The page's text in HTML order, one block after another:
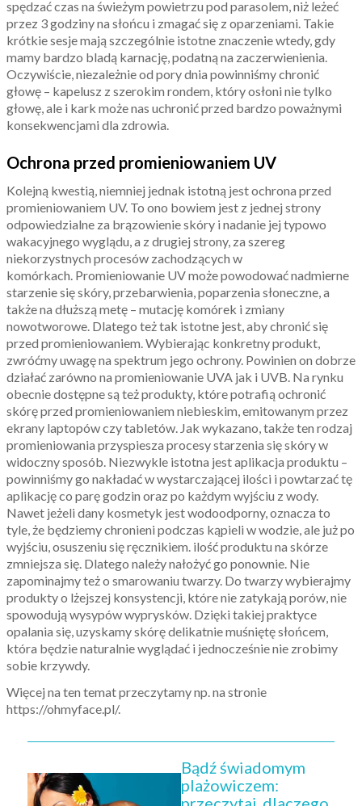
spędzać czas na świeżym powietrzu pod parasolem, niż leżeć
przez 3 godziny na słońcu i zmagać się z oparzeniami. Takie
krótkie sesje mają szczególnie istotne znaczenie wtedy, gdy
mamy bardzo bladą karnację, podatną na zaczerwienienia.
Oczywiście, niezależnie od pory dnia powinniśmy chronić
głowę – kapelusz z szerokim rondem, który osłoni nie tylko
głowę, ale i kark może nas uchronić przed bardzo poważnymi
konsekwencjami dla zdrowia.
Ochrona przed promieniowaniem UV
Kolejną kwestią, niemniej jednak istotną jest ochrona przed
promieniowaniem UV. To ono bowiem jest z jednej strony
odpowiedzialne za brązowienie skóry i nadanie jej typowo
wakacyjnego wyglądu, a z drugiej strony, za szereg
niekorzystnych procesów zachodzących w
komórkach. Promieniowanie UV może powodować nadmierne
starzenie się skóry, przebarwienia, poparzenia słoneczne, a
także na dłuższą metę – mutację komórek i zmiany
nowotworowe. Dlatego też tak istotne jest, aby chronić się
przed promieniowaniem. Wybierając konkretny produkt,
zwróćmy uwagę na spektrum jego ochrony. Powinien on dobrze
działać zarówno na promieniowanie UVA jak i UVB. Na rynku
obecnie dostępne są też produkty, które potrafią ochronić
skórę przed promieniowaniem niebieskim, emitowanym przez
ekrany laptopów czy tabletów. Jak wykazano, także ten rodzaj
promieniowania przyspiesza procesy starzenia się skóry w
widoczny sposób. Niezwykle istotna jest aplikacja produktu –
powinniśmy go nakładać w wystarczającej ilości i powtarzać tę
aplikację co parę godzin oraz po każdym wyjściu z wody.
Nawet jeżeli dany kosmetyk jest wodoodporny, oznacza to
tyle, że będziemy chronieni podczas kąpieli w wodzie, ale już po
wyjściu, osuszeniu się ręcznikiem. ilość produktu na skórze
zmniejsza się. Dlatego należy nałożyć go ponownie. Nie
zapominajmy też o smarowaniu twarzy. Do twarzy wybierajmy
produkty o lżejszej konsystencji, które nie zatykają porów, nie
spowodują wysypów wyprysków. Dzięki takiej praktyce
opalania się, uzyskamy skórę delikatnie muśniętę słońcem,
która będzie naturalnie wyglądać i jednocześnie nie zrobimy
sobie krzywdy.
Więcej na ten temat przeczytamy np. na stronie
https://ohmyface.pl/.
Bądź świadomym
plażowiczem: